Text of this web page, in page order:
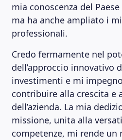
mia conoscenza del
ma ha anche ampliato i
professionali.
Credo fermamente nel
dell’approccio innovativo
investimenti e mi
contribuire alla crescita e
dell’azienda. La mia
missione, unita alla
competenze, mi rende un